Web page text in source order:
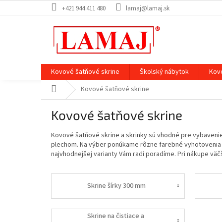
na
+421 944 411 480 lamaj@lamaj.sk
Kovové šatňové skrine Školský nábytok
DomovKovové šatňové skrine
Kovové šatňové skrine
Kovové šatňové skrine a skrinky sú vhodné pre
plechom. Na výber ponúkame rôzne farebné
najvhodnejšej varianty Vám radi poradíme. Pri nákupe
Skrine šírky 300 mm
Skrine na čistiace a